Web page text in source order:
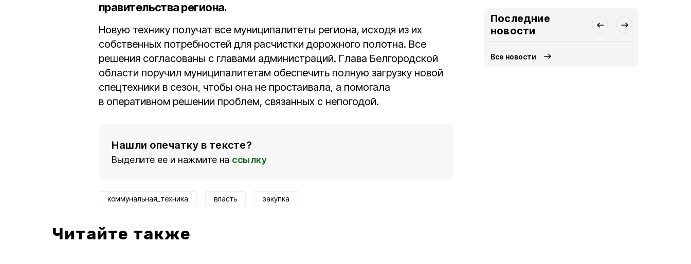
правительства региона.
Новую технику получат все муниципалитеты региона, исходя из их
собственных потребностей для расчистки дорожного полотна. Все
решения согласованы с главами администраций. Глава Белгородской
области поручил муниципалитетам обеспечить полную загрузку новой
спецтехники в сезон, чтобы она не простаивала, а помогала
в оперативном решении проблем, связанных с непогодой.
Нашли опечатку в тексте?
Выделите ее и нажмите на ссылку
коммунальная_техника власть закупка
Читайте также
Последние
новости
Все новости